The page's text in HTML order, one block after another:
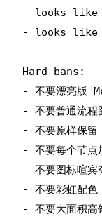
- looks like
- looks like
Hard bans:
- 不要漂亮版
- 不要普通流程
- 不要原样保
- 不要每个节点
- 不要图标喧宾
- 不要彩虹配色
- 不要大面积高